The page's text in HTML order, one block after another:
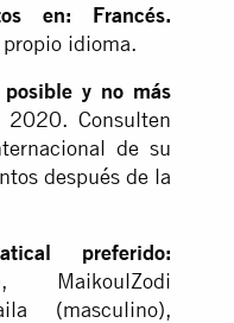
en: Francés.
idioma.
y no más
Consulten
de su
después de la
preferido:
MaikoulZodi
(masculino),